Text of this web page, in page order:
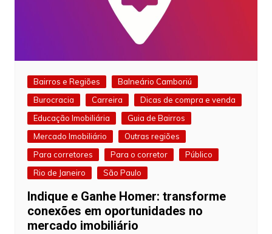
Bairros e Regiões
Balneário Camboriú
Burocracia
Carreira
Dicas de compra e venda
Educação Imobiliária
Guia de Bairros
Mercado Imobiliário
Outras regiões
Para corretores
Para o corretor
Público
Rio de Janeiro
São Paulo
Indique e Ganhe Homer: transforme
conexões em oportunidades no
mercado imobiliário